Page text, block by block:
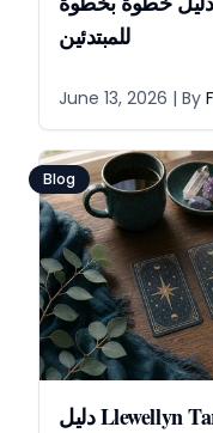
للمبتدئين
June 13, 2026 | By
Blog
دليل Llewellyn Tarot المجاني لقراءات التاروت